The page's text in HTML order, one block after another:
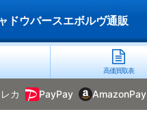
ドウバースエボルヴ通販
高価買取表
カ PayPay AmazonPay